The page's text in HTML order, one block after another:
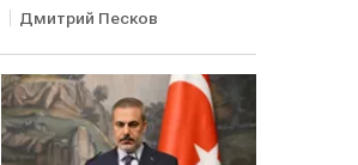
Дмитрий Песков